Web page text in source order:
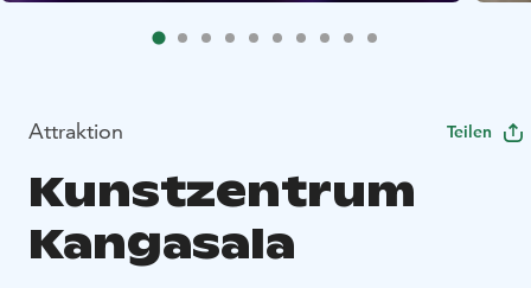
Attraktion Teilen
Kunstzentrum
Kangasala